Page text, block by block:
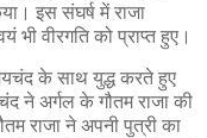
इस संघर्ष में राजा
वीरगति को प्राप्त हुए।
के साथ युद्ध करते हुए
ने अर्गल के गौतम राजा की
राजा ने अपनी पुत्री का